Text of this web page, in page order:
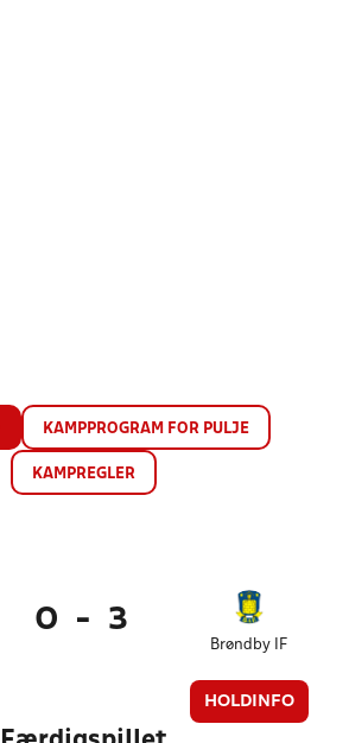
KAMPPROGRAM FOR PULJE
KAMPREGLER
0 - 3
Brøndby IF
HOLDINFO